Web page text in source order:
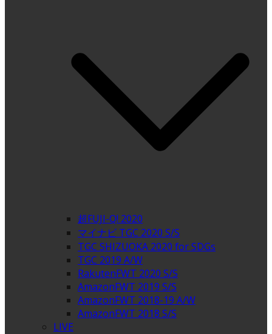
超FUJI-Q! 2020
マイナビ TGC 2020 S/S
TGC SHIZUOKA 2020 for SDGs
TGC 2019 A/W
RakutenFWT 2020 S/S
AmazonFWT 2019 S/S
AmazonFWT 2018-19 A/W
AmazonFWT 2018 S/S
LIVE